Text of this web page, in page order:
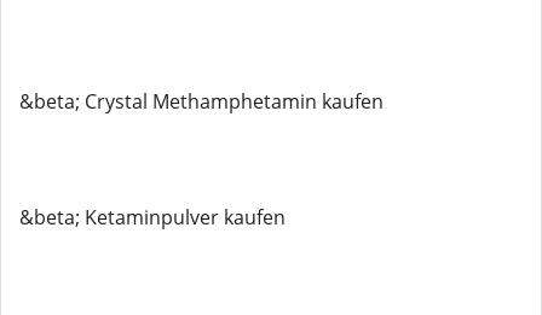
&beta; Crystal Methamphetamin kaufen
&beta; Ketaminpulver kaufen